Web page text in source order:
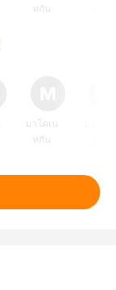
ทกัน
มาโดเน
ทกัน